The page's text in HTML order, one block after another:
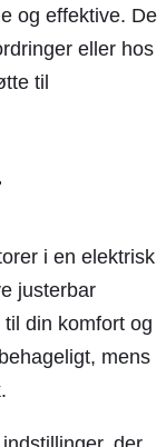
og effektive. De
eller hos
til
i en elektrisk
justerbar
din komfort og
mens